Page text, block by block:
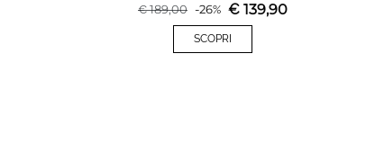
€189,00 -26% € 139,90
SCOPRI